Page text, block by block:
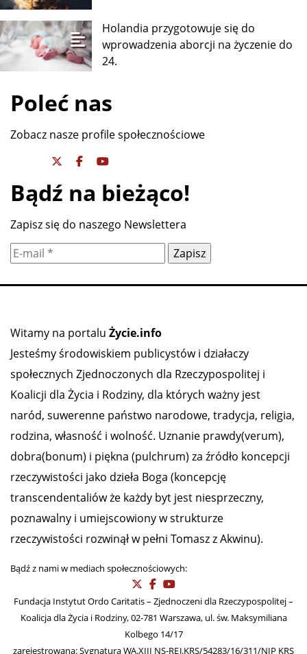
Holandia przygotowuje się do
wprowadzenia aborcji na życzenie do
24.
Poleć nas
Zobacz nasze profile społecznościowe
Bądź na bieżąco!
Zapisz się do naszego Newslettera
Witamy na portalu Życie.info
Jesteśmy środowiskiem publicystów i działaczy
społecznych Zjednoczonych dla Rzeczypospolitej i
Koalicji dla Życia i Rodziny, dla których ważny jest
naród, suwerenne państwo narodowe, tradycja, religia,
rodzina, własność i wolność. Uznanie prawdy(verum),
dobra(bonum) i piękna (pulchrum) za źródło koncepcji
rzeczywistości jako dzieła Boga (koncepcję
transcendentaliów że każdy byt jest niesprzeczny,
poznawalny i umiejscowiony w strukturze
rzeczywistości rozwinął w pełni Tomasz z Akwinu).
Bądź z nami w mediach społecznościowych:
Fundacja Instytut Ordo Caritatis – Zjednoczeni dla Rzeczypospolitej –
Koalicja dla Życia i Rodziny, 02-781 Warszawa, ul. św. Maksymiliana
Kolbego 14/17
zarejestrowana: Sygnatura WA.XIII NS-REJ.KRS/54283/16/311/NIP KRS